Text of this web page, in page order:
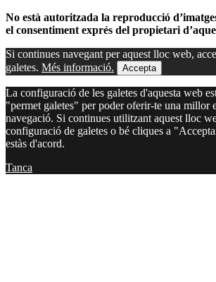
No està autoritzada la reproducció
el consentiment exprés del propietari
Si continues navegant per aquest lloc web,
galetes. Més informació. Accepta
La configuració de les galetes d'aquesta web
"permet galetes" per poder oferir-te una millor
navegació. Si continues utilitzant aquest lloc
configuració de galetes o bé cliques a
estàs d'acord.
Tanca